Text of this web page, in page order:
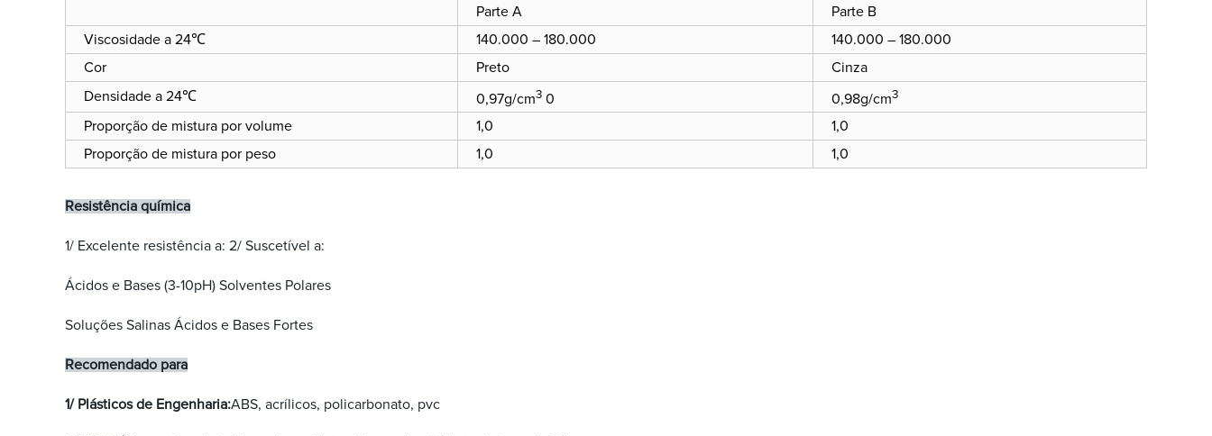
Parte A
Parte B
Viscosidade a 24℃
140.000 – 180.000
140.000 – 180.000
Cor
Preto
Cinza
Densidade a 24℃
0,97g/cm3 0 0,98g/cm3
Proporção de mistura por volume 1,0
1,0
Proporção de mistura por peso
1,0 1,0
Resistência química
1/ Excelente resistência a: 2/ Suscetível a:
Ácidos e Bases (3-10pH) Solventes Polares
Soluções Salinas Ácidos e Bases Fortes
Recomendado para
1/ Plásticos de Engenharia:ABS, acrílicos, policarbonato, pvc